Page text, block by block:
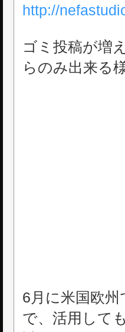
http://
ゴミ投稿が増
らのみ出来る
6月に米国欧
で、活用して